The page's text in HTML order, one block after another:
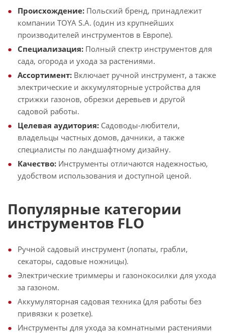
Происхождение: Польский бренд, принадлежит
компании TOYA S.A. (один из крупнейших
производителей инструментов в Европе).
Специализация: Полный спектр инструментов для
сада, огорода и ухода за растениями.
Ассортимент: Включает ручной инструмент, а также
электрические и аккумуляторные устройства для
стрижки газонов, обрезки деревьев и другой
садовой работы.
Целевая аудитория: Садоводы-любители,
владельцы частных домов, дачники, а также
специалисты по ландшафтному дизайну.
Качество: Инструменты отличаются надежностью,
удобством использования и доступной ценой.
Популярные категории
инструментов FLO
Ручной садовый инструмент (лопаты, грабли,
секаторы, садовые ножницы).
Электрические триммеры и газонокосилки для ухода
за газоном.
Аккумуляторная садовая техника (для работы без
привязки к розетке).
Инструменты для ухода за комнатными растениями